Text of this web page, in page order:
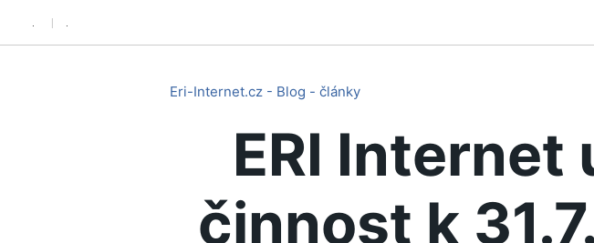
. .
Eri-Internet.cz - Blog - články
ERI Internet
činnost k